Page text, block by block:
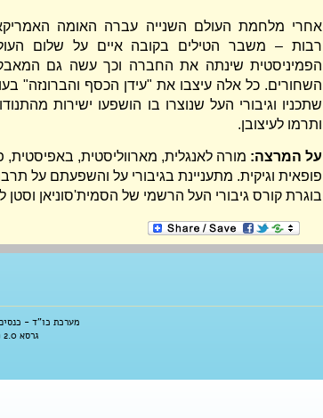
ותרמו לעיצובן.
על המרצה:
בוגרת קורס גיבורי העל הרשמי של הסמית'סוניאן וסטן
מערכת כו"ד - כנסים ודרקונים 1.0 נוצרה
גרסא 2.0 פותחה על ידי